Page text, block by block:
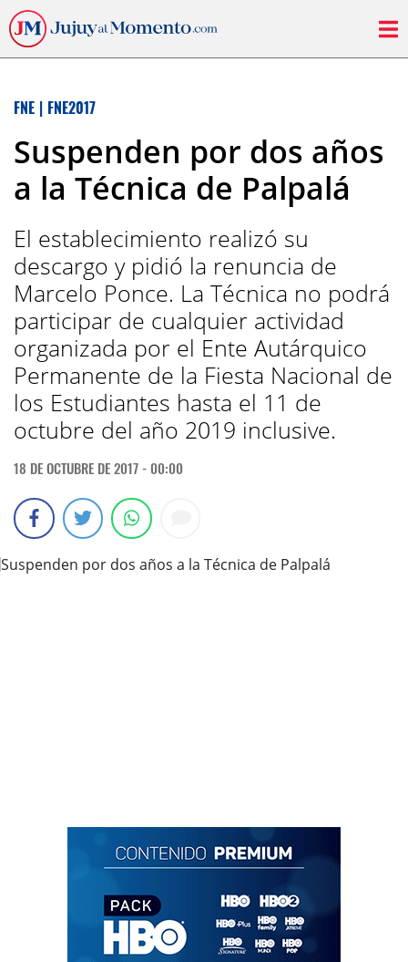
FNE | FNE2017
Suspenden por dos años
a la Técnica de Palpalá
El establecimiento realizó su
descargo y pidió la renuncia de
Marcelo Ponce. La Técnica no podrá
participar de cualquier actividad
organizada por el Ente Autárquico
Permanente de la Fiesta Nacional de
los Estudiantes hasta el 11 de
octubre del año 2019 inclusive.
18 DE OCTUBRE DE 2017 - 00:00